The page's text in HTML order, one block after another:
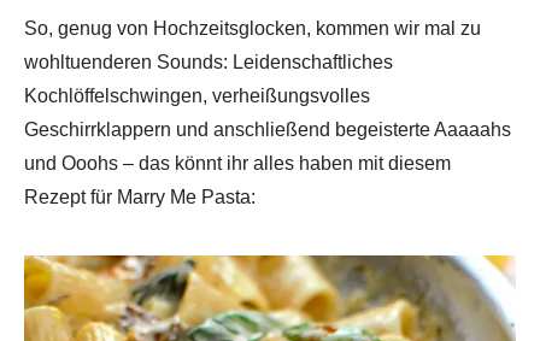
So, genug von Hochzeitsglocken, kommen wir mal zu
wohltuenderen Sounds: Leidenschaftliches
Kochlöffelschwingen, verheißungsvolles
Geschirrklappern und anschließend begeisterte Aaaaahs
und Ooohs – das könnt ihr alles haben mit diesem
Rezept für Marry Me Pasta: